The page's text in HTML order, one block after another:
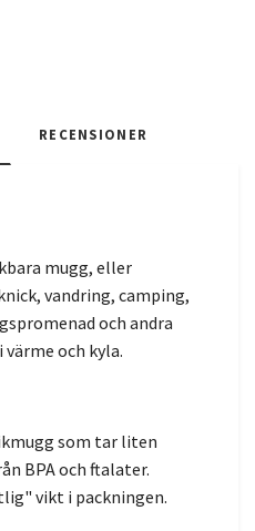
RECENSIONER
mugg, eller
vandring, camping,
och andra
och kyla.
som tar liten
BPA och ftalater.
vikt i packningen.